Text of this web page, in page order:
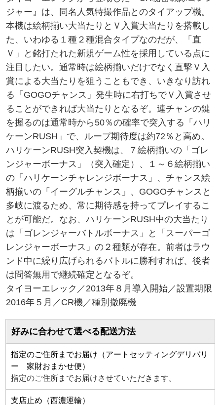
ジャー』は、同名人気特撮作品とのタイアップ機。
本機は絵柄揃い大当たりとＶ入賞大当たりを搭載し
た、いわゆる１種２種混合タイプなのだが、「直
Ｖ」と銘打たれた新規ゲーム性を採用している点に
注目したい。通常時は絵柄揃いだけでなく直撃Ｖ入
賞による大当たりを狙うこともでき、いきなり訪れ
る「GOGOチャンス」発生時に右打ちでＶ入賞させ
ることができれば大当たりとなるぞ。連チャンの鍵
を握るのは通常時から50％の確率で突入する「ハリ
ケーンRUSH」で、ループ期待度は約72％と高め。
ハリケーンRUSH突入契機は、７絵柄揃いの「ゴレ
ンジャーボーナス」（突入確定）、１～６絵柄揃い
の「ハリケーンチャレンジボーナス」、チャンス絵
柄揃いの「イーグルチャンス」、GOGOチャンスと
多岐に渡るため、常に期待感を持ってプレイするこ
とが可能だ。なお、ハリケーンRUSH中の大当たり
は「ゴレンジャーバトルボーナス」と「スーパーゴ
レンジャーボーナス」の２種類が存在。前者はラウ
ンド中に繰り広げられるバトルに勝利すれば、後者
は問答無用で継続確定となるぞ。
タイヨーエレック／2013年８月導入開始／設置期限
2016年５月／CR機／種別撤廃機
好みに合わせて選べる配送方法
指定のご住所までお届け（アートセッティングデリバリ
ー 家財おまかせ便）
指定のご住所までお届けさせていただきます。
支店止め（西濃運輸）